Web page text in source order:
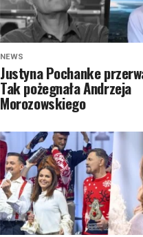
NEWS
Justyna Pochanke
Tak pożegnała Andrzeja
Morozowskiego